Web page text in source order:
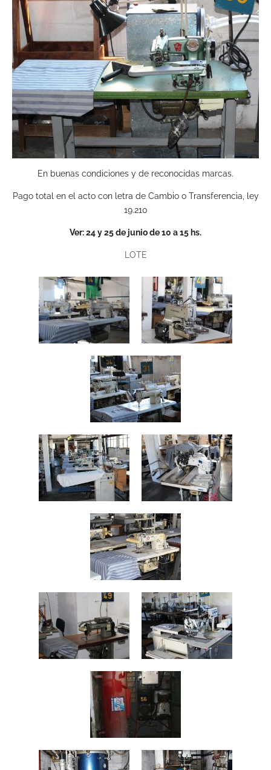
En buenas condiciones y de reconocidas marcas.
Pago total en el acto con letra de Cambio o Transferencia, ley
19.210
Ver: 24 y 25 de junio de 10 a 15 hs.
LOTE